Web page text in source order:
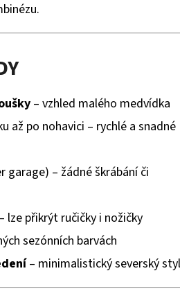
– vzhled malého medvídka
až po nohavici – rychlé a snadné
garage) – žádné škrábání či
– lze přikrýt ručičky i nožičky
sezónních barvách
– minimalistický severský styl